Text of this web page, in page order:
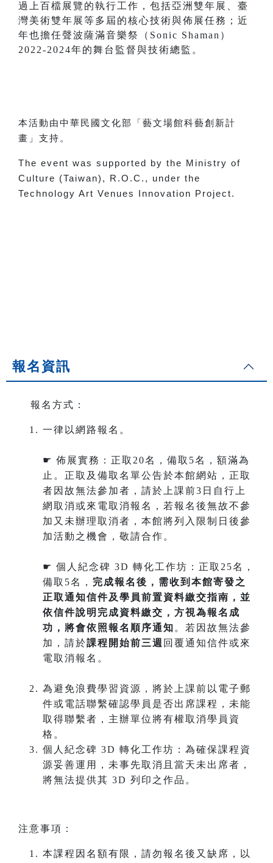
過上百檔展覽的執行工作，包括亞洲雙年展、臺
灣美術雙年展等多屆的核心技術與佈展任務；近
年也擔任聲波薩滿音樂祭（Sonic Shaman）
2022-2024年的舞台監督與技術總監。
本活動由中華民國文化部「藝文場館科藝創新計
畫」支持。
The event was supported by the Ministry of
Culture (Taiwan), R.O.C., under the
Technology Art Venues Innovation Project.
報名資訊
報名方式：
一律以網路報名。
☛ 佈展實務：正取20名，備取5名，額滿為
止。正取及備取名單公告於本館網站，正取
者因故無法參加者，請於上課前3日自行上
網取消或來電取消報名，若報名後無故不參
加又未辦理取消者，本館將列入限制日後參
加活動之機會，敬請合作。
☛ 個人紀念碑 3D 轉化工作坊：正取25名，
備取5名， 完成報名後，需收到本館寄發之
正取通知信件及學員前置資料繳交指南，並
依信件說明完成資料繳交，方視為報名成
功，將會依照報名順序通知 。若因故無法參
加，請於課程開始前三週 回覆通知信件或來
電取消報名。
為避免浪費學習資源，將於上課前以電子郵
件或電話聯繫確認學員是否出席課程，未能
取得聯繫者，主辦單位將有權取消學員資
格。
個人紀念碑 3D 轉化工作坊：為確保課程資
源妥善運用，未事先取消且當天未出席者，
將無法提供其 3D 列印之作品。
注意事項：
本課程因名額有限，請勿報名後又缺席，以